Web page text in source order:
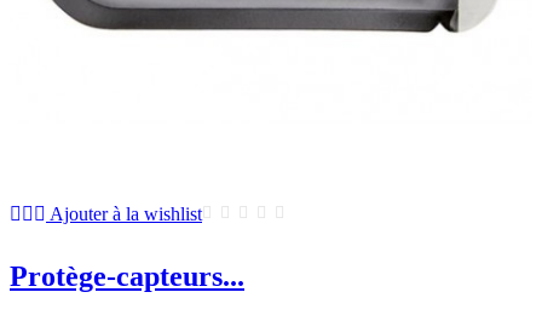
Ajouter à la wishlist
Protège-capteurs...